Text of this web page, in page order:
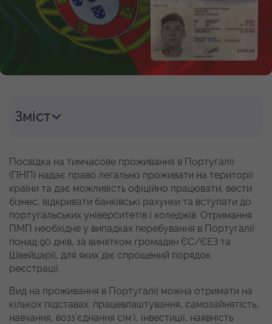
Зміст
Посвідка на тимчасове проживання в Португалії
(ПНП) надає право легально проживати на території
країни та дає можливість офіційно працювати, вести
бізнес, відкривати банківські рахунки та вступати до
португальських університетів і коледжів. Отримання
ПМП необхідне у випадках перебування в Португалії
понад 90 днів, за винятком громадян ЄС/ЄЕЗ та
Швейцарії, для яких діє спрощений порядок
реєстрації.
Вид на проживання в Португалії можна отримати на
кількох підставах: працевлаштування, самозайнятість,
навчання, возз’єднання сім’ї, інвестиції, наявність